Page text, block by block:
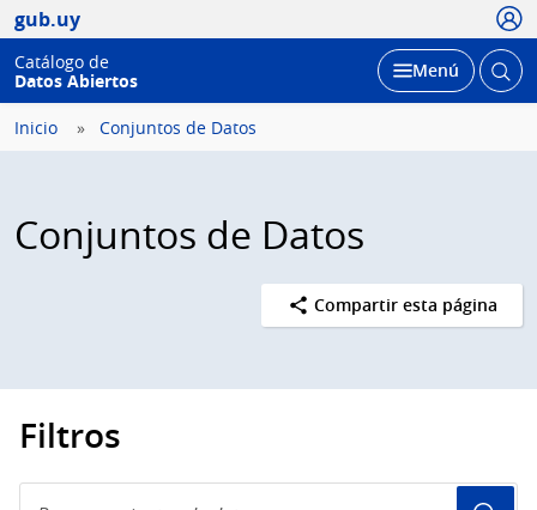
gub.uy
Catálogo de
Datos Abiertos
Desplegar
Menú Abrir
Inicio Conjuntos de Datos
Conjuntos de Datos
Compartir esta página
Filtros